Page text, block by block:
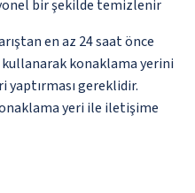
bir şekilde temizlenir
en az 24 saat önce
konaklama yerini
yaptırması gereklidir.
yeri ile iletişime